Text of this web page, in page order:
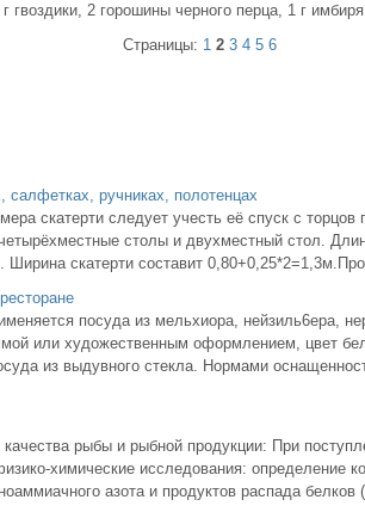
гвоздики, 2 горошины черного перца, 1 г
Страницы: 1 2 3 4 5 6
салфетках, ручниках, полотенцах
скатерти следует учесть её спуск с
столы и двухместный стол.
Ширина скатерти составит
посуда из мельхиора, нейзиль6ера,
или художественным оформлением, цвет
из выдувного стекла. Нормами
рыбы и рыбной продукции: При
химические исследования: определение
азота и продуктов распада белков